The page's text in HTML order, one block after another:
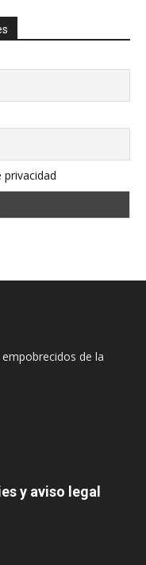
privacidad
de la
y aviso legal